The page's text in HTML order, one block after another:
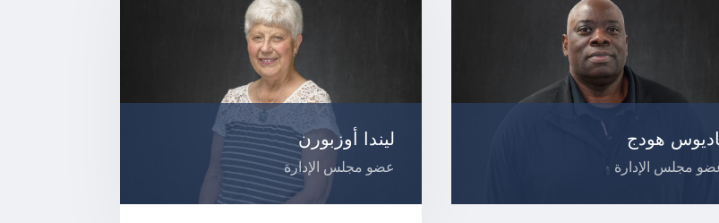
ليندا أوزبورن
عضو مجلس الإدارة
هودج
مجلس الإدارة